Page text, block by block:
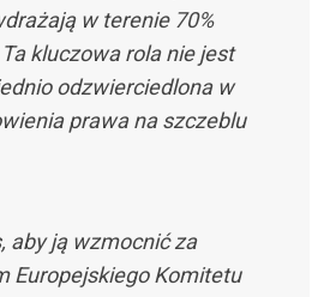
w terenie 70%
kluczowa rola nie jest
odzwierciedlona w
prawa na szczeblu
aby ją wzmocnić za
Europejskiego Komitetu